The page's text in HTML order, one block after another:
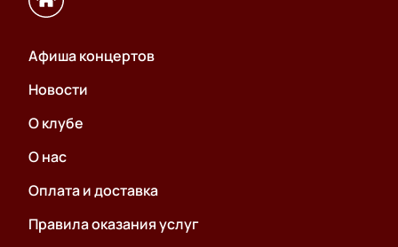
Афиша концертов
Новости
О клубе
О нас
Оплата и доставка
Правила оказания услуг